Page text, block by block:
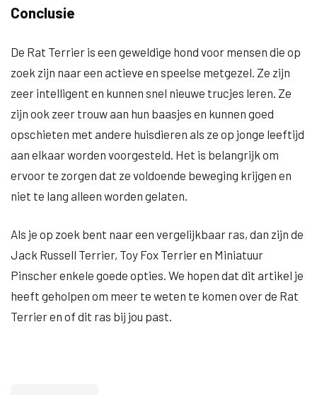
Conclusie
De Rat Terrier is een geweldige hond voor mensen die op
zoek zijn naar een actieve en speelse metgezel. Ze zijn
zeer intelligent en kunnen snel nieuwe trucjes leren. Ze
zijn ook zeer trouw aan hun baasjes en kunnen goed
opschieten met andere huisdieren als ze op jonge leeftijd
aan elkaar worden voorgesteld. Het is belangrijk om
ervoor te zorgen dat ze voldoende beweging krijgen en
niet te lang alleen worden gelaten.
Als je op zoek bent naar een vergelijkbaar ras, dan zijn de
Jack Russell Terrier, Toy Fox Terrier en Miniatuur
Pinscher enkele goede opties. We hopen dat dit artikel je
heeft geholpen om meer te weten te komen over de Rat
Terrier en of dit ras bij jou past.